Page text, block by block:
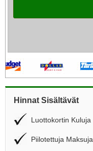
Hinnat Sisältävät
Luottokortin Kuluja
Piilotettuja Maksuja